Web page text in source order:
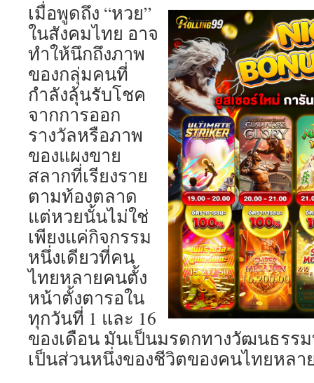
เมื่อพูดถึง “หวย”
ในสังคมไทย อาจ
ทำให้นึกถึงภาพ
ของกลุ่มคนที่
กำลังลุ้นรับโชค
จากการออก
รางวัลหรือภาพ
ของแผงขาย
สลากที่เรียงราย
ตามท้องตลาด
แต่หวยนั้นไม่ใช่
เพียงแค่กิจกรรม
หนึ่งเดียวที่คน
ไทยหลายคนตั้ง
หน้าตั้งตารอใน
ทุกวันที่ 1 และ 16
ของเดือน มันเป็นมรดกทางวัฒนธรร
เป็นส่วนหนึ่งของชีวิตของคนไทยหลา